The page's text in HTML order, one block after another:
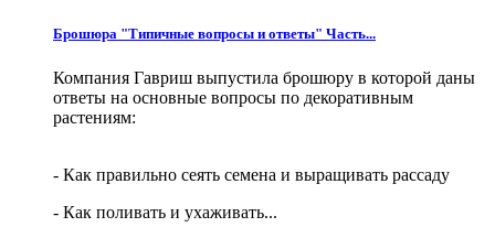
Брошюра "Типичные вопросы и ответы" Часть...
Компания Гавриш выпустила брошюру в которой даны
ответы на основные вопросы по декоративным
растениям:
- Как правильно сеять семена и выращивать рассаду
- Как поливать и ухаживать...